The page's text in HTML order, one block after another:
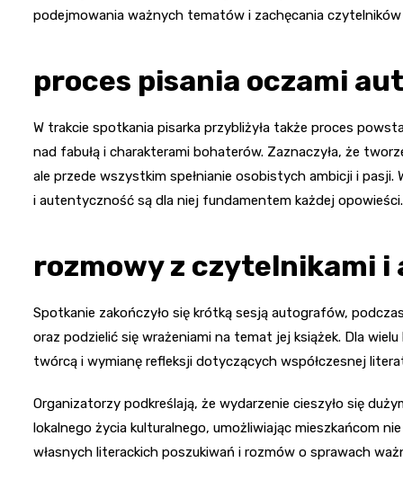
podejmowania ważnych tematów i zachęcania
proces pisania oczami
W trakcie spotkania pisarka przybliżyła także proces
nad fabułą i charakterami bohaterów. Zaznaczyła, że
ale przede wszystkim spełnianie osobistych ambicji i pasji.
i autentyczność są dla niej fundamentem każdej opowieści.
rozmowy z czytelnikami
Spotkanie zakończyło się krótką sesją autografów,
oraz podzielić się wrażeniami na temat jej książek. Dla
twórcą i wymianę refleksji dotyczących współczesnej
Organizatorzy podkreślają, że wydarzenie cieszyło się
lokalnego życia kulturalnego, umożliwiając mieszkańcom
własnych literackich poszukiwań i rozmów o sprawach